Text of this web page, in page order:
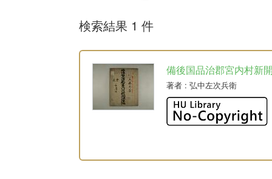
検索結果 1 件
備後国品治郡宮内村新
著者 : 弘中左次兵衛